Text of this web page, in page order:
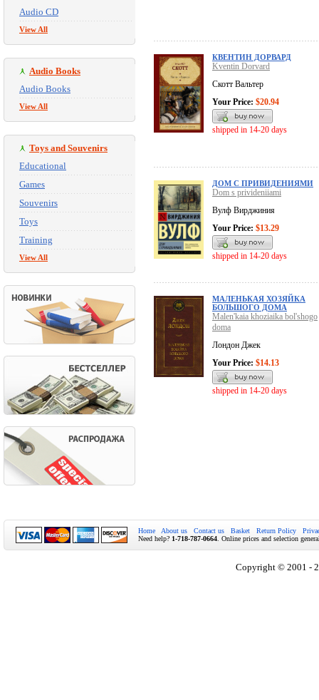
Audio CD
View All
Audio Books
Audio Books
View All
Toys and Souvenirs
Educational
Games
Souvenirs
Toys
Training
View All
КВЕНТИН ДОРВАРД
Kventin Dorvard
Скотт Вальтер
Your Price: $20.94
shipped in 14-20 days
ДОМ С ПРИВИДЕНИЯМИ
Dom s privideniiami
Вулф Вирджиния
Your Price: $13.29
shipped in 14-20 days
МАЛЕНЬКАЯ ХОЗЯЙКА
БОЛЬШОГО ДОМА
Malen'kaia khoziaika bol'shogo
doma
Лондон Джек
Your Price: $14.13
shipped in 14-20 days
Home About us Contact us Basket Return Policy
Need help? 1-718-787-0664 . Online prices and selection
Copyright © 2001 -